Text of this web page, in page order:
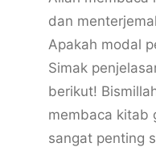
dan
Apakah modal
Simak
berikut!
membaca kitab
sangat penting